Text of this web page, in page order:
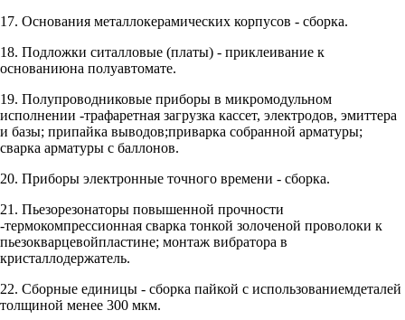
17. Основания металлокерамических корпусов - сборка.
18. Подложки ситалловые (платы) - приклеивание к
основаниюна полуавтомате.
19. Полупроводниковые приборы в микромодульном
исполнении -трафаретная загрузка кассет, электродов, эмиттера
и базы; припайка выводов;приварка собранной арматуры;
сварка арматуры с баллонов.
20. Приборы электронные точного времени - сборка.
21. Пьезорезонаторы повышенной прочности
-термокомпрессионная сварка тонкой золоченой проволоки к
пьезокварцевойпластине; монтаж вибратора в
кристаллодержатель.
22. Сборные единицы - сборка пайкой с использованиемдеталей
толщиной менее 300 мкм.